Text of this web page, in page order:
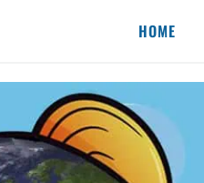
HOME